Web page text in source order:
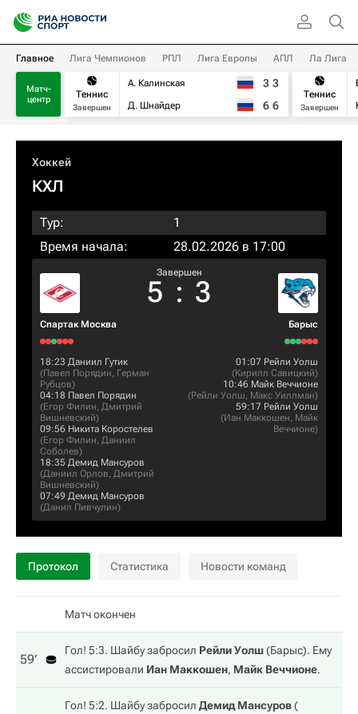
Главное Лига Чемпионов РПЛ Лига Европы АПЛ Ла Лига
Матч-
центр
Теннис
Завершен
А. Калинская
Д. Шнайдер
3 3
6 6
Теннис
Завершен
Хоккей
КХЛ
Тур:
1
Время начала:
28.02.2026 в 17:00
Спартак Москва
Завершен
5 : 3
Барыс
18:23 Даниил Гутик
(Павел Порядин, Герман
Рубцов)
04:18 Павел Порядин
(Егор Филин, Дмитрий
Вишневский)
09:56 Никита Коростелев
(Егор Филин, Даниил
Соболев)
18:35 Демид Мансуров
(Даниил Орлов, Дмитрий
Вишневский)
07:49 Демид Мансуров
(Данил Пивчулин)
01:07 Рейли Уолш
(Кирилл Савицкий)
10:46 Майк Веччионе
(Рейли Уолш, Макс Уиллман)
59:17 Рейли Уолш
(Иан Маккошен, Майк
Веччионе)
Протокол Статистика Новости команд
Матч окончен
59‎’‎
Гол! 5:3. Шайбу забросил Рейли Уолш(Барыс). Ему
ассистировали Иан Маккошен, Майк Веччионе.
Гол! 5:2. Шайбу забросил Демид Мансуров(